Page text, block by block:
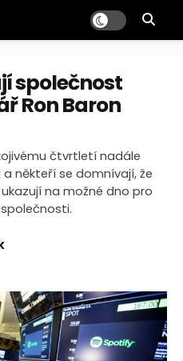
společnost
Ron Baron
čtvrtletí nadále
někteří se domnívají, že
na možné dno pro